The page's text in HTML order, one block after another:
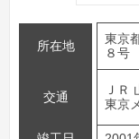
所在地
東京
８号
交通
ＪＲ
東京